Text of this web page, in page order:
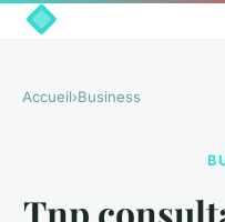
Accueil›Business